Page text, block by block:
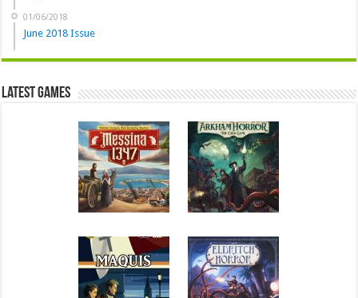
01/06/2018
June 2018 Issue
Latest Games